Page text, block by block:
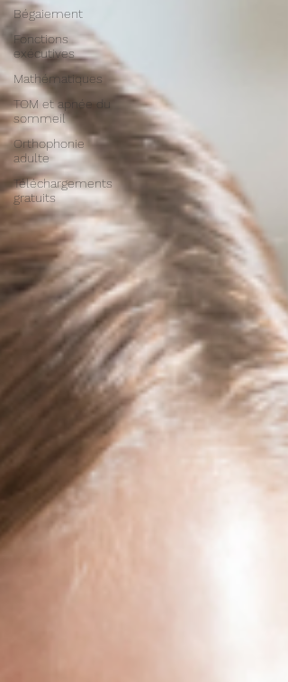
Bégaiement
Fonctions
exécutives
Mathématiques
TOM et apnée du
sommeil
Orthophonie
adulte
Téléchargements
gratuits